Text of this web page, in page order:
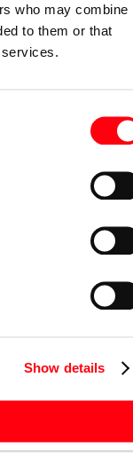
who may combine
to them or that
Show details
bedieningstableau
24VDC/
- Courant